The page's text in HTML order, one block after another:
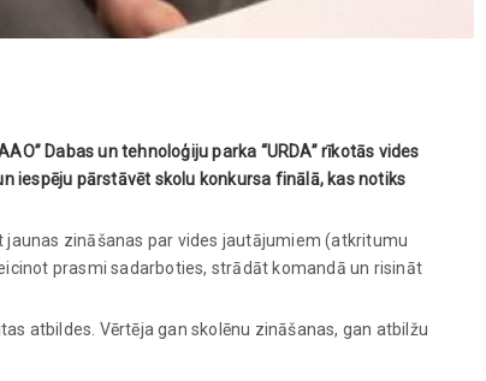
Dabas un tehnoloģiju parka “URDA” rīkotās vides
iespēju pārstāvēt skolu konkursa finālā, kas notiks
zināšanas par vides jautājumiem (atkritumu
prasmi sadarboties, strādāt komandā un risināt
atbildes. Vērtēja gan skolēnu zināšanas, gan atbilžu